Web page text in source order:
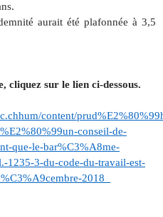
aurait été plafonnée à 3,5
cliquez sur le lien ci-dessous.
content/
conseil-de-
que-le-bar%C3%A8me-
1235-3-du-code-du-travail-est-
2018_